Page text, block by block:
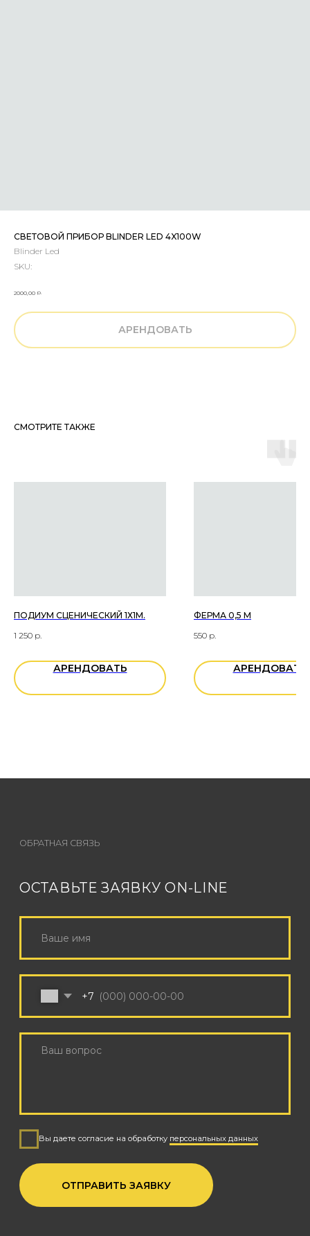
СВЕТОВОЙ ПРИБОР BLINDER LED 4X100W
Blinder Led
SKU:
2000,00 р.
АРЕНДОВАТЬ
СМОТРИТЕ ТАКЖЕ
ПОДИУМ СЦЕНИЧЕСКИЙ 1Х1М.
1 250 р.
АРЕНДОВАТЬ
ФЕРМА 0,5 М
550 р.
АРЕНДОВАТЬ
Поддержка корпоративных клиентов 24/7
КОНТАКТЫ
Политика обработки персональных данных
PRODUCTION